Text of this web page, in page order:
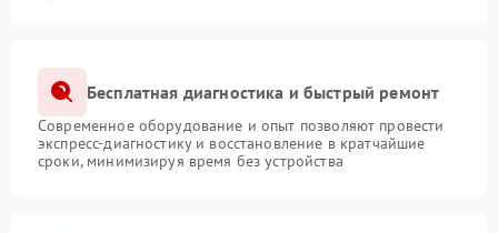
Бесплатная диагностика и быстрый ремонт
Современное оборудование и опыт позволяют провести
экспресс-диагностику и восстановление в кратчайшие
сроки, минимизируя время без устройства